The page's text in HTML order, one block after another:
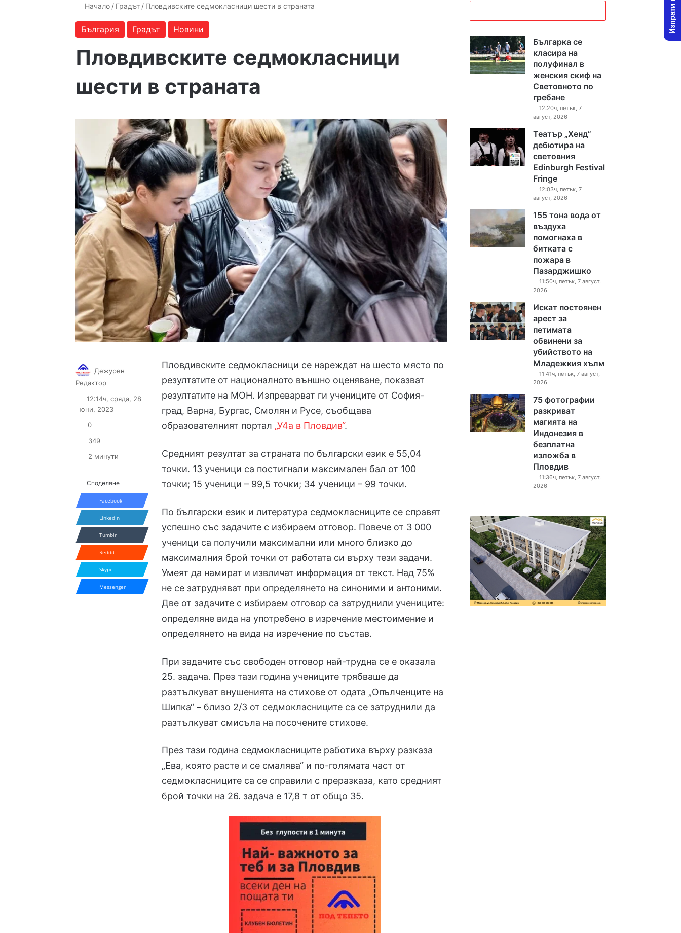
Начало / Градът / Пловдивските седмокласници шести в страната
България Градът Новини
Пловдивските седмокласници
шести в страната
Пловдивските седмокласници се нареждат на шесто място по
резултатите от националното външно оценяване, показват
резултатите на МОН. Изпреварват ги учениците от София-
град, Варна, Бургас, Смолян и Русе, съобщава
образователният портал „У4а в Пловдив“.
Средният резултат за страната по български език е 55,04
точки. 13 ученици са постигнали максимален бал от 100
точки; 15 ученици – 99,5 точки; 34 ученици – 99 точки.
По български език и литература седмокласниците се справят
успешно със задачите с избираем отговор. Повече от 3 000
ученици са получили максимални или много близко до
максималния брой точки от работата си върху тези задачи.
Умеят да намират и извличат информация от текст. Над 75%
не се затрудняват при определянето на синоними и антоними.
Две от задачите с избираем отговор са затруднили учениците:
определяне вида на употребено в изречение местоимение и
определянето на вида на изречение по състав.
При задачите със свободен отговор най-трудна се е оказала
25. задача. През тази година учениците трябваше да
разтълкуват внушенията на стихове от одата „Опълченците на
Шипка“ – близо 2/3 от седмокласниците са се затруднили да
разтълкуват смисъла на посочените стихове.
През тази година седмокласниците работиха върху разказа
„Ева, която расте и се смалява“ и по-голямата част от
седмокласниците са се справили с преразказа, като средният
брой точки на 26. задача е 17,8 т от общо 35.
Дежурен
Редактор
X email
12:14ч, сряда, 28
юни, 2023
0
349
2 минути
Споделяне
Facebook
LinkedIn
Tumblr
Reddit
Skype
Messenger
Българка се
класира на
полуфинал в
женския скиф на
Световното по
гребане
12:20ч, петък, 7
август, 2026
Театър „Хенд“
дебютира на
световния
Edinburgh Festival
Fringe
12:03ч, петък, 7
август, 2026
155 тона вода от
въздуха
помогнаха в
битката с
пожара в
Пазарджишко
11:50ч, петък, 7 август,
2026
Искат постоянен
арест за
петимата
обвинени за
убийството на
Младежкия хълм
11:41ч, петък, 7 август,
2026
75 фотографии
разкриват
магията на
Индонезия в
безплатна
изложба в
Пловдив
11:36ч, петък, 7 август,
2026